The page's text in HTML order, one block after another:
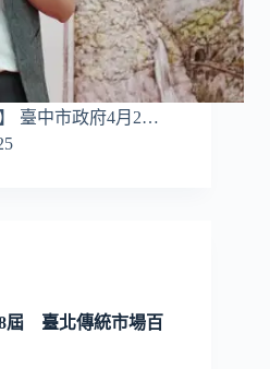
臺中市政府4月2…
屆 臺北傳統市場百